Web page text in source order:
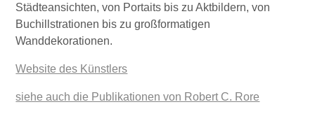
Städteansichten, von Portaits bis zu Aktbildern, von
Buchillstrationen bis zu großformatigen
Wanddekorationen.
Website des Künstlers
siehe auch die Publikationen von Robert C. Rore